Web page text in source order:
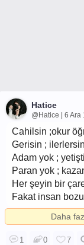
Hatice
@Hatice | 6 Ara
Cahilsin ;okur
Gerisin ; ilerlersin
Adam yok ;
Paran yok ;
Her şeyin bir
Fakat insan
Daha
1 0 7